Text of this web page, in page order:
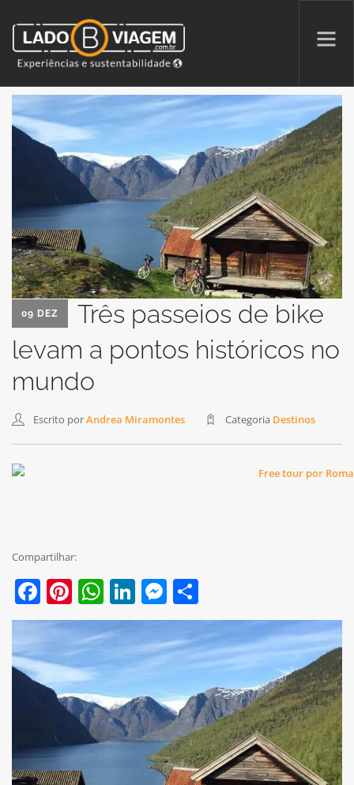
PROMOÇÕES
QUEM SOMOS
PARCERIAS
PATAS AO ALTO
SEARCH SITE
09 DEZ
Três passeios de bike
levam a pontos históricos no
mundo
Escrito porAndrea Miramontes Categoria Destinos
Compartilhar:
Facebook
Pinterest
WhatsApp
LinkedIn
Messenger